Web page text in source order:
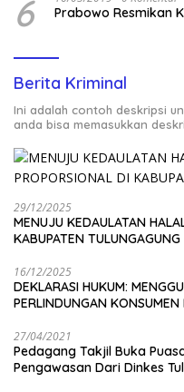
6 Prabowo Resmikan
Berita Kriminal
Ini adalah contoh deskripsi
anda bisa memasukkan
29/12/2025
MENUJU KEDAULATAN
KABUPATEN TULUNGAGUNG
16/12/2025
DEKLARASI HUKUM:
PERLINDUNGAN
27/04/2021
Pedagang Takjil Buka
Pengawasan Dari Dinkes